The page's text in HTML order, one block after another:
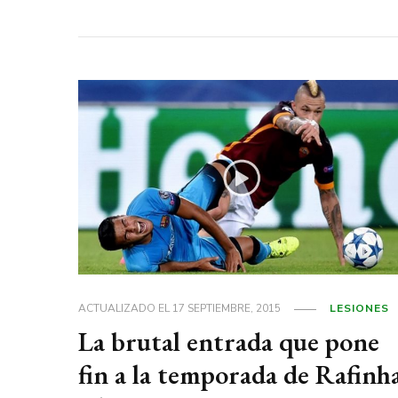
ACTUALIZADO EL17 SEPTIEMBRE, 2015 LESIONES
La brutal entrada que pone
fin a la temporada de